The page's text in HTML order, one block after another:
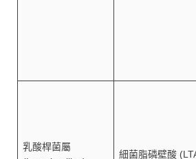
乳酸桿菌屬
細菌脂磷壁酸